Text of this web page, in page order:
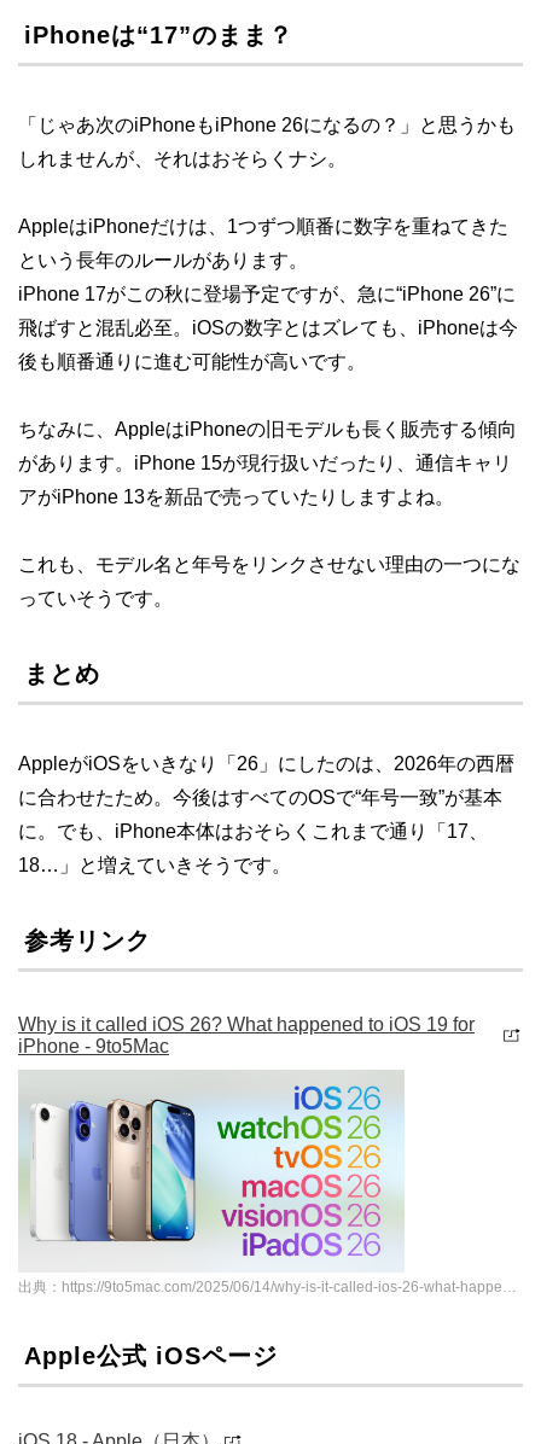
iPhoneは“17”のまま？
「じゃあ次のiPhoneもiPhone 26になるの？」と思うかも
しれませんが、それはおそらくナシ。
AppleはiPhoneだけは、1つずつ順番に数字を重ねてきた
という長年のルールがあります。
iPhone 17がこの秋に登場予定ですが、急に“iPhone 26”に
飛ばすと混乱必至。iOSの数字とはズレても、iPhoneは今
後も順番通りに進む可能性が高いです。
ちなみに、AppleはiPhoneの旧モデルも長く販売する傾向
があります。iPhone 15が現行扱いだったり、通信キャリ
アがiPhone 13を新品で売っていたりしますよね。
これも、モデル名と年号をリンクさせない理由の一つにな
っていそうです。
まとめ
AppleがiOSをいきなり「26」にしたのは、2026年の西暦
に合わせたため。今後はすべてのOSで“年号一致”が基本
に。でも、iPhone本体はおそらくこれまで通り「17、
18…」と増えていきそうです。
参考リンク
Why is it called iOS 26? What happened to iOS 19 for
iPhone - 9to5Mac
Apple公式 iOSページ